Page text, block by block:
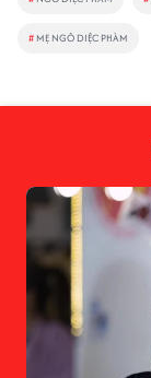
# MẸ NGÔ DIỆC PHÀM